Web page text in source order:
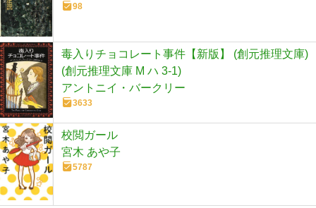
98
毒入りチョコレート事件【新版】 (創元推理文庫)
(創元推理文庫 M ハ 3-1)
アントニイ・バークリー
3633
校閲ガール
宮木 あや子
5787